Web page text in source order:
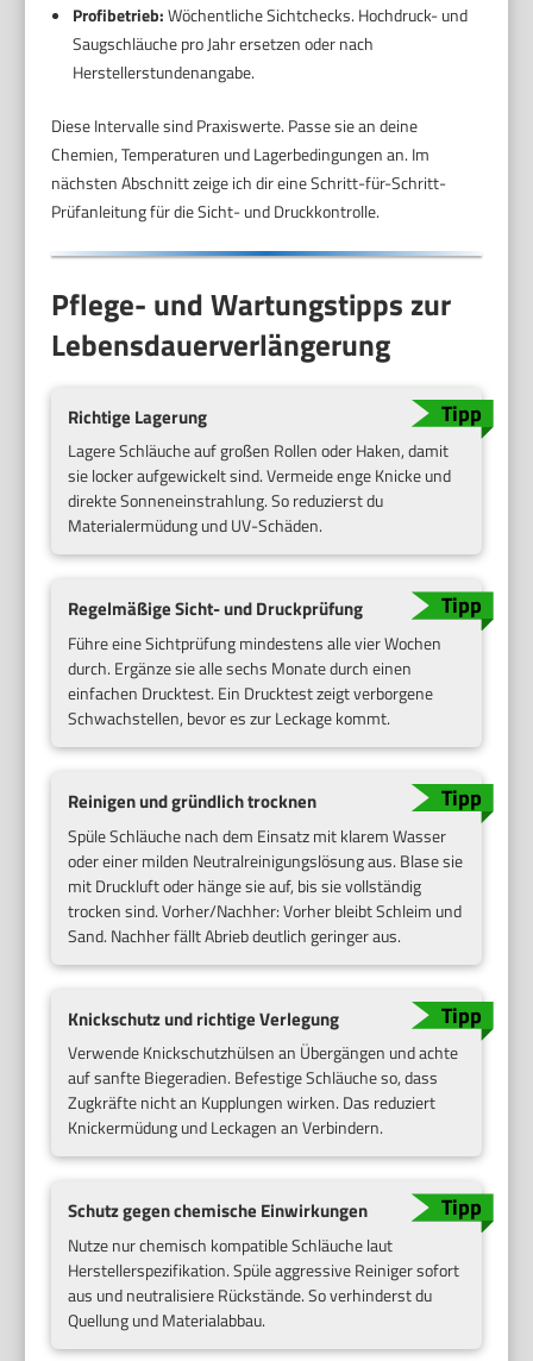
Profibetrieb:Wöchentliche Sichtchecks. Hochdruck- und
Saugschläuche pro Jahr ersetzen oder nach
Herstellerstundenangabe.
Diese Intervalle sind Praxiswerte. Passe sie an deine
Chemien, Temperaturen und Lagerbedingungen an. Im
nächsten Abschnitt zeige ich dir eine Schritt-für-Schritt-
Prüfanleitung für die Sicht- und Druckkontrolle.
Pflege- und Wartungstipps zur
Lebensdauerverlängerung
Richtige Lagerung
Lagere Schläuche auf großen Rollen oder Haken, damit
sie locker aufgewickelt sind. Vermeide enge Knicke und
direkte Sonneneinstrahlung. So reduzierst du
Materialermüdung und UV-Schäden.
Regelmäßige Sicht- und Druckprüfung
Führe eine Sichtprüfung mindestens alle vier Wochen
durch. Ergänze sie alle sechs Monate durch einen
einfachen Drucktest. Ein Drucktest zeigt verborgene
Schwachstellen, bevor es zur Leckage kommt.
Reinigen und gründlich trocknen
Spüle Schläuche nach dem Einsatz mit klarem Wasser
oder einer milden Neutralreinigungslösung aus. Blase sie
mit Druckluft oder hänge sie auf, bis sie vollständig
trocken sind. Vorher/Nachher: Vorher bleibt Schleim und
Sand. Nachher fällt Abrieb deutlich geringer aus.
Knickschutz und richtige Verlegung
Verwende Knickschutzhülsen an Übergängen und achte
auf sanfte Biegeradien. Befestige Schläuche so, dass
Zugkräfte nicht an Kupplungen wirken. Das reduziert
Knickermüdung und Leckagen an Verbindern.
Schutz gegen chemische Einwirkungen
Nutze nur chemisch kompatible Schläuche laut
Herstellerspezifikation. Spüle aggressive Reiniger sofort
aus und neutralisiere Rückstände. So verhinderst du
Quellung und Materialabbau.